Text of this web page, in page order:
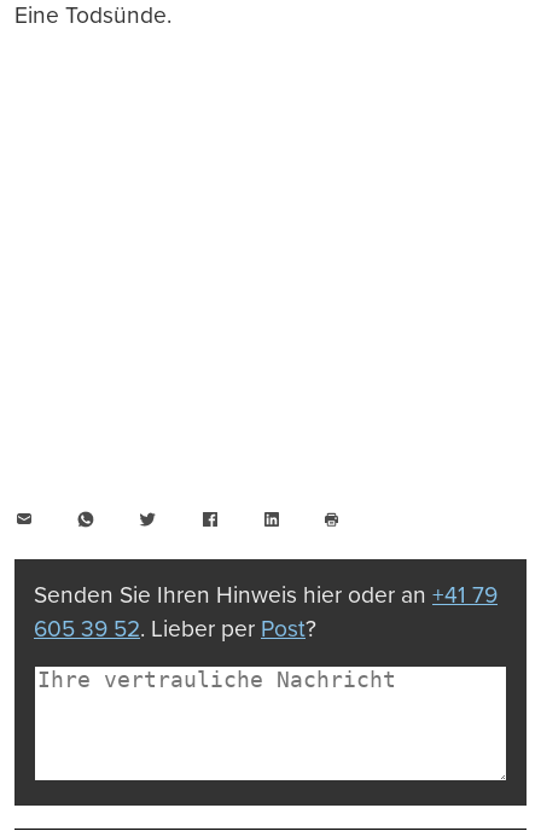
Eine Todsünde.
WhatsAppTwitter FacebookLinkedIn
drucken
Senden Sie Ihren Hinweis hier oder an +41 79
605 39 52. Lieber per Post?